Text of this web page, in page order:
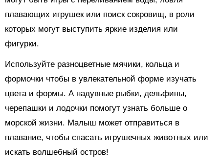
плавающих игрушек или поиск сокровищ, в роли
которых могут выступить яркие изделия или
фигурки.
Используйте разноцветные мячики, кольца и
формочки чтобы в увлекательной форме изучать
цвета и формы. А надувные рыбки, дельфины,
черепашки и лодочки помогут узнать больше о
морской жизни. Малыш может отправиться в
плавание, чтобы спасать игрушечных животных или
искать волшебный остров!